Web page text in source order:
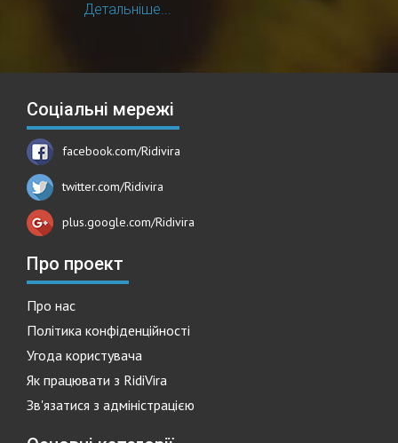
Детальніше...
Соціальні мережі
facebook.com/Ridivira
twitter.com/Ridivira
plus.google.com/Ridivira
Про проект
Про нас
Політика конфіденційності
Угода користувача
Як працювати з RidiVira
Зв'язатися з адміністрацією